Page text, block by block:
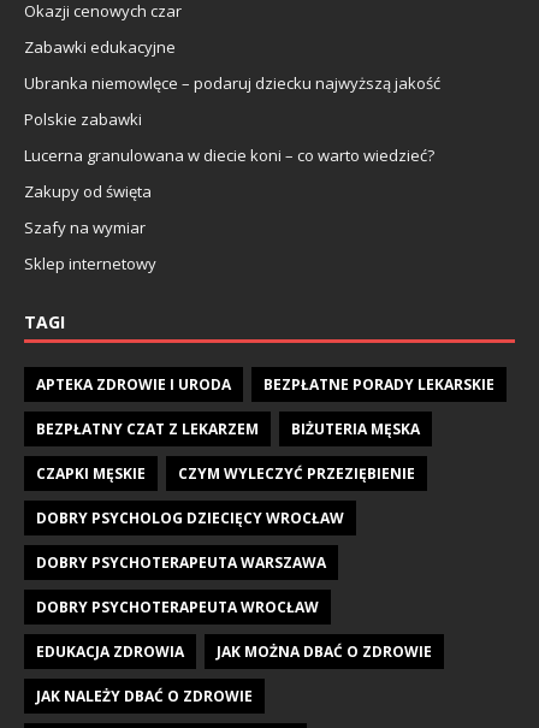
Okazji cenowych czar
Zabawki edukacyjne
Ubranka niemowlęce – podaruj dziecku najwyższą jakość
Polskie zabawki
Lucerna granulowana w diecie koni – co warto wiedzieć?
Zakupy od święta
Szafy na wymiar
Sklep internetowy
TAGI
APTEKA ZDROWIE I URODA BEZPŁATNE PORADY LEKARSKIE
BEZPŁATNY CZAT Z LEKARZEM BIŻUTERIA MĘSKA
CZAPKI MĘSKIE CZYM WYLECZYĆ PRZEZIĘBIENIE
DOBRY PSYCHOLOG DZIECIĘCY WROCŁAW
DOBRY PSYCHOTERAPEUTA WARSZAWA
DOBRY PSYCHOTERAPEUTA WROCŁAW
EDUKACJA ZDROWIA JAK MOŻNA DBAĆ O ZDROWIE
JAK NALEŻY DBAĆ O ZDROWIE